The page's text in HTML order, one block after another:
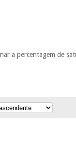
a percentagem de